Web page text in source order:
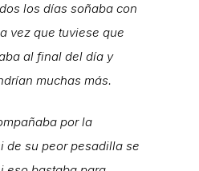
los días soñaba con
vez que tuviese que
al final del día y
muchas más.
por la
de su peor pesadilla se